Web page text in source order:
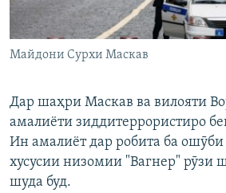
ГУЗОРИШҲОИ РАДИОӢ
Русский
Ҳамаи сомонаҳои RFE/RL
Майдони Сурхи Маскав
Дар шаҳри Маскав ва вилояти
амалиёти зиддитеррористиро
Ин амалиёт дар робита ба
хусусии низомии "Вагнер" рӯзи
шуда буд.